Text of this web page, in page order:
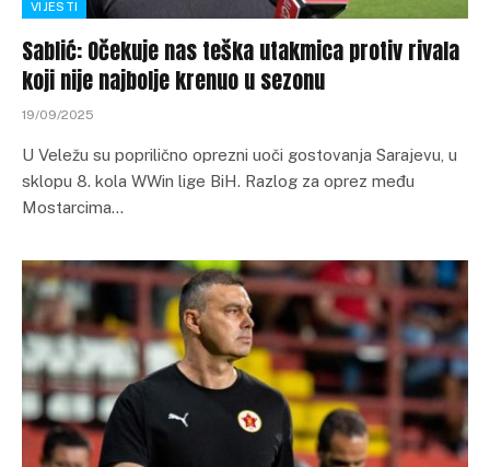
VIJESTI
Sablić: Očekuje nas teška utakmica protiv rivala
koji nije najbolje krenuo u sezonu
19/09/2025
U Veležu su poprilično oprezni uoči gostovanja Sarajevu, u
sklopu 8. kola WWin lige BiH. Razlog za oprez među
Mostarcima…